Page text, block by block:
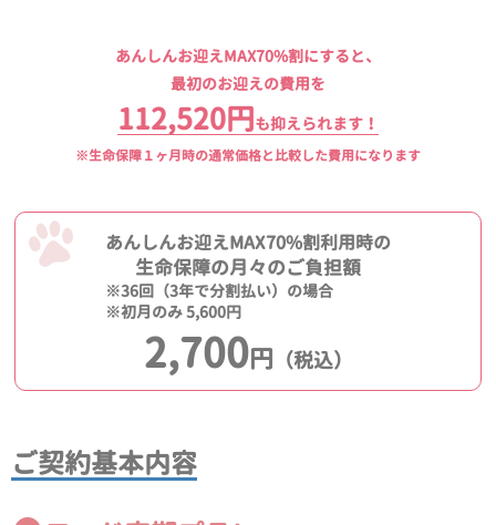
あんしんお迎えMAX70%割にすると、
最初のお迎えの費用を
112,520円も抑えられます！
※生命保障１ヶ月時の通常価格と比較した費用になります
あんしんお迎えMAX70%割利用時の
生命保障の月々のご負担額
※36回（3年で分割払い）の場合
※初月のみ 5,600円
2,700円 （税込）
ご契約基本内容